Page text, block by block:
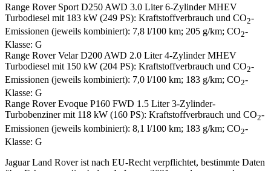
Range Rover Sport D250 AWD 3.0 Liter 6-Zylinder MHEV
Turbodiesel mit 183 kW (249 PS): Kraftstoffverbrauch und CO2-
Emissionen (jeweils kombiniert): 7,8 l/100 km; 205 g/km; CO2-
Klasse: G
Range Rover Velar D200 AWD 2.0 Liter 4-Zylinder MHEV
Turbodiesel mit 150 kW (204 PS): Kraftstoffverbrauch und CO2-
Emissionen (jeweils kombiniert): 7,0 l/100 km; 183 g/km; CO2-
Klasse: G
Range Rover Evoque P160 FWD 1.5 Liter 3-Zylinder-
Turbobenziner mit 118 kW (160 PS): Kraftstoffverbrauch und CO2-
Emissionen (jeweils kombiniert): 8,1 l/100 km; 183 g/km; CO2-
Klasse: G
Jaguar Land Rover ist nach EU-Recht verpflichtet, bestimmte Daten